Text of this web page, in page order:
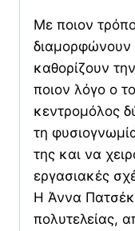
την
Εργασία
και
την
Τάξη
ποσότητα
Με ποιον
διαμορφώνουν
καθορίζουν
ποιον λόγο ο
κεντρομόλος
τη
της και να
εργασιακές
Η Άννα
πολυτελείας,